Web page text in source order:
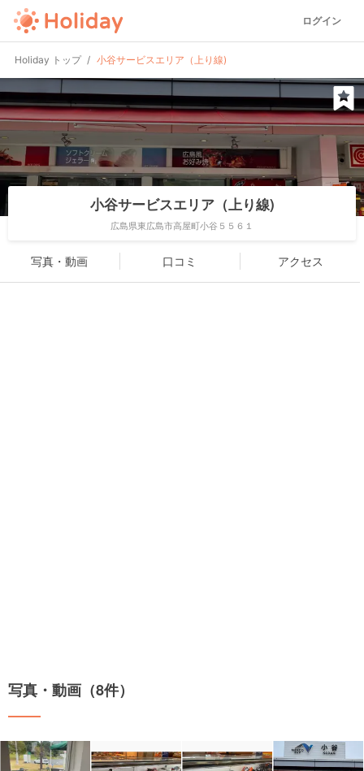
ログイン
Holiday トップ 小谷サービスエリア（上り線)
小谷サービスエリア（上り線)
広島県東広島市高屋町小谷５５６１
写真・動画 口コミ アクセス
写真・動画（8件）